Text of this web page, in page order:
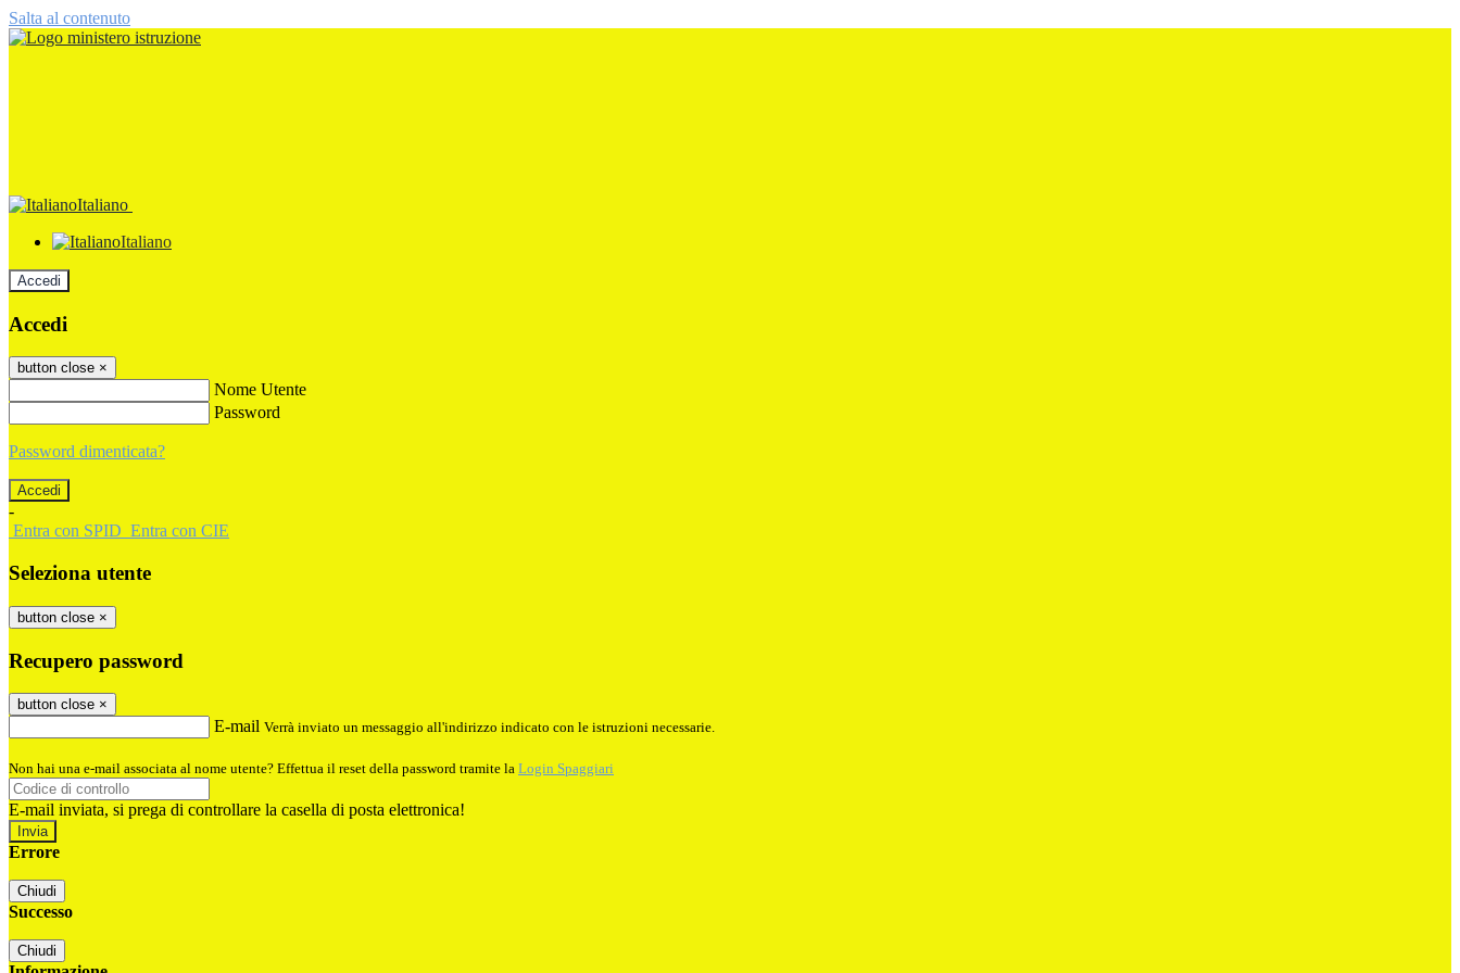
Salta al contenuto
Italiano
Italiano
Accedi
Accedi
button close ×
Nome Utente
Password
Password dimenticata?
-
Entra con SPID Entra con CIE
Seleziona utente
button close ×
Recupero password
button close ×
E-mail Verrà inviato un messaggio all'indirizzo indicato con le istruzioni necessarie.
Non hai una e-mail associata al nome utente? Effettua il reset della password tramite la Login Spaggiari
E-mail inviata, si prega di controllare la casella di posta elettronica!
Errore
Chiudi
Successo
Chiudi